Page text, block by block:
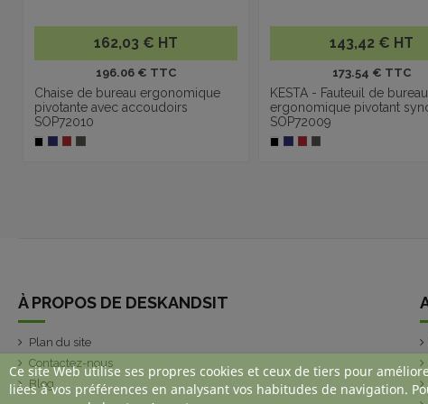
162,03 € HT
196.06 € TTC
Chaise de bureau ergonomique
pivotante avec accoudoirs
SOP72010
143,42 € HT
173.54 € TTC
KESTA - Fauteuil de bureau
ergonomique pivotant
SOP72009
À PROPOS DE DESKANDSIT
Plan du site
Contactez-nous
Blog
Ce site Web utilise ses propres cookies et ceux de tiers pour
liées à vos préférences en analysant vos habitudes de navigation.